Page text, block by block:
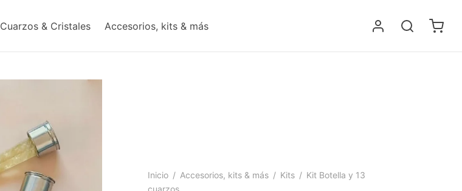
Cuarzos & Cristales Accesorios, kits & más
Inicio / Accesorios, kits & más / Kits / Kit Botella y 13
cuarzos